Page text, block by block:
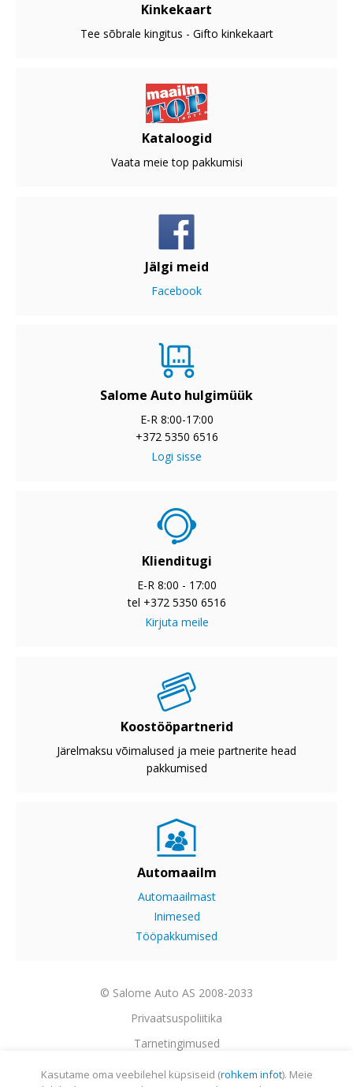
Kinkekaart
Tee sõbrale kingitus - Gifto kinkekaart
Kataloogid
Vaata meie top pakkumisi
Jälgi meid
Facebook
Salome Auto hulgimüük
E-R 8:00-17:00
+372 5350 6516
Logi sisse
Klienditugi
E-R 8:00 - 17:00
tel +372 5350 6516
Kirjuta meile
Koostööpartnerid
Järelmaksu võimalused ja meie partnerite head
pakkumised
Automaailm
Automaailmast
Inimesed
Tööpakkumised
© Salome Auto AS 2008-2033
Privaatsuspoliitika
Tarnetingimused
Garantii
Kasutame oma veebilehel küpsiseid (rohkem infot). Meie